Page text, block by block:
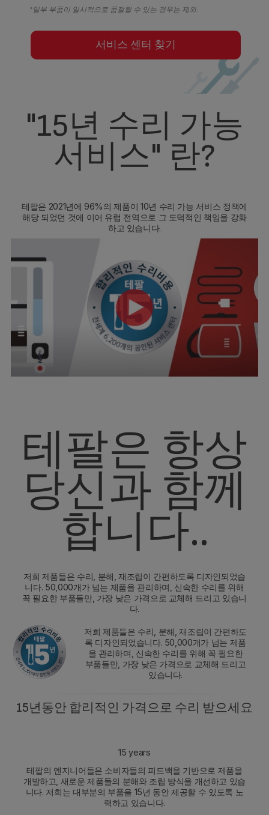
*일부 부품이 일시적으로 품절될 수 있는 경우는 제외.
서비스 센터 찾기
"15년 수리 가능
서비스" 란?
테팔은 2021년에 96%의 제품이 10년 수리 가능 서비스 정책에
해당 되었던 것에 이어 유럽 전역으로 그 도덕적인 책임을 강화
하고 있습니다.
테팔은 항상
당신과 함께
합니다..
저희 제품들은 수리, 분해, 재조립이 간편하도록 디자인되었습
니다. 50,000개가 넘는 제품을 관리하며, 신속한 수리를 위해
꼭 필요한 부품들만, 가장 낮은 가격으로 교체해 드리고 있습니
다.
저희 제품들은 수리, 분해, 재조립이 간편하도
록 디자인되었습니다. 50,000개가 넘는 제품
을 관리하며, 신속한 수리를 위해 꼭 필요한
부품들만, 가장 낮은 가격으로 교체해 드리고
있습니다.
15년동안 합리적인 가격으로 수리 받으세요
15 years
테팔의 엔지니어들은 소비자들의 피드백을 기반으로 제품을
개발하고, 새로운 제품들의 분해와 조립 방식을 개선하고 있습
니다. 저희는 대부분의 부품을 15년 동안 제공할 수 있도록 노
력하고 있습니다.